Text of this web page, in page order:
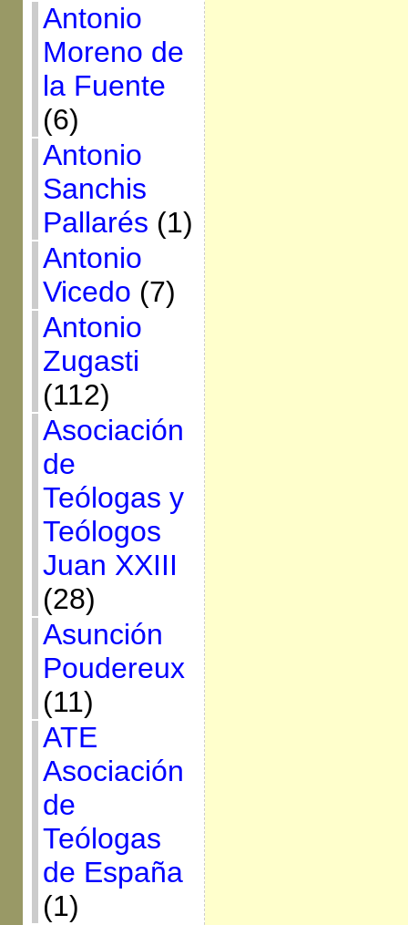
Antonio
Moreno de
la Fuente
(6)
Antonio
Sanchis
Pallarés (1)
Antonio
Vicedo (7)
Antonio
Zugasti
(112)
Asociación
de
Teólogas y
Teólogos
Juan XXIII
(28)
Asunción
Poudereux
(11)
ATE
Asociación
de
Teólogas
de España
(1)